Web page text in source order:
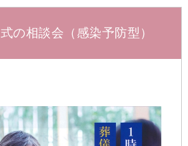
の相談会（感染予防型）